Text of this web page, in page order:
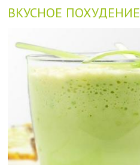
ВКУСНОЕ ПОХУДЕНИЕ